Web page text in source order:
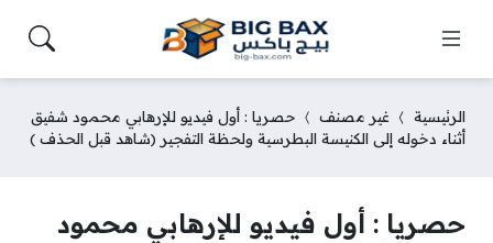
الرئيسية غير مصنف
حصريا : أول فيديو للإرهابي محمود شفيق
أثناء دخوله إلى الكنيسة البطرسية ولحظة التفجير (شاهد قبل الحذف )
حصريا : أول فيديو للإرهابي محمود